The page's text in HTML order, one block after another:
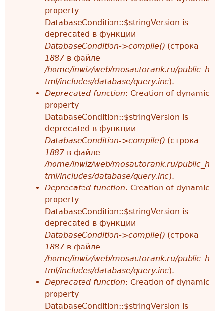
property
DatabaseCondition::$stringVersion is
deprecated в функции
DatabaseCondition->compile() (строка
1887 в файле
/home/inwiz/web/mosautorank.ru/public_h
tml/includes/database/query.inc).
Deprecated function: Creation of dynamic
property
DatabaseCondition::$stringVersion is
deprecated в функции
DatabaseCondition->compile() (строка
1887 в файле
/home/inwiz/web/mosautorank.ru/public_h
tml/includes/database/query.inc).
Deprecated function: Creation of dynamic
property
DatabaseCondition::$stringVersion is
deprecated в функции
DatabaseCondition->compile() (строка
1887 в файле
/home/inwiz/web/mosautorank.ru/public_h
tml/includes/database/query.inc).
Deprecated function: Creation of dynamic
property
DatabaseCondition::$stringVersion is